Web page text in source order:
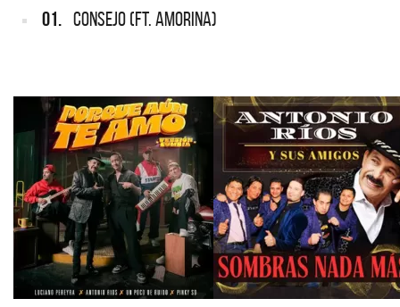
01. CONSEJO (FT. AMORINA)